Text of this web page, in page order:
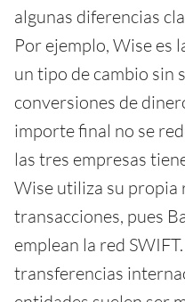
algunas diferencias
Por ejemplo, Wise es
un tipo de cambio sin
conversiones de
importe final no se
las tres empresas
Wise utiliza su propia
transacciones, pues
emplean la red
transferencias